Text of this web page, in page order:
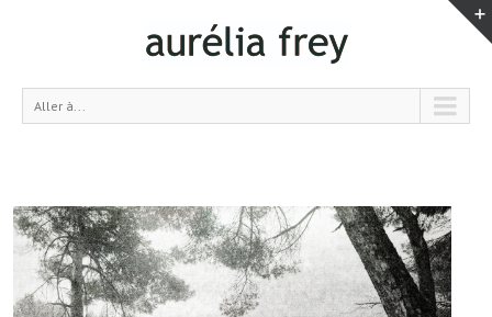
Aller à...